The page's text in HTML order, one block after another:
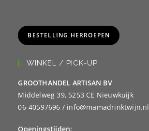
BESTELLING HERROEPEN
WINKEL / PICK-UP
GROOTHANDEL ARTISAN BV
Middelweg 39, 5253 CE Nieuwkuijk
06-40597696 / info@mamadrinktwijn.nl
Openingstijden: